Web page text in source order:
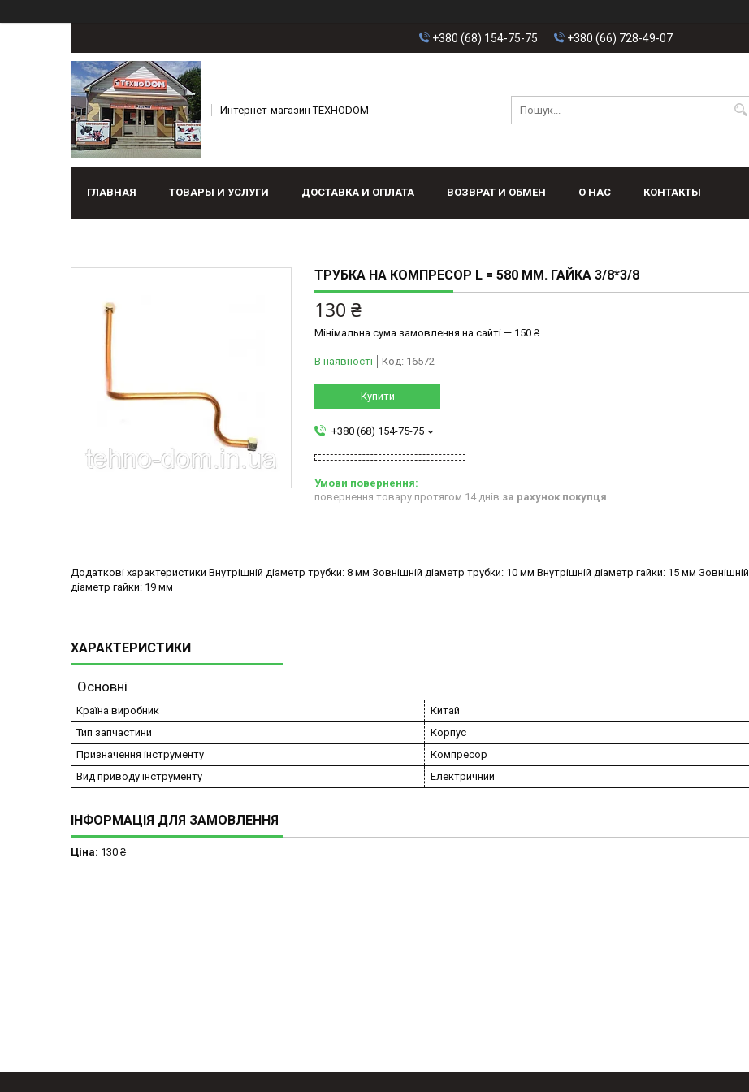
+380 (68) 154-75-75 +380 (66) 728-49-07
Интернет-магазин ТЕХНОDOM
ГЛАВНАЯ ТОВАРЫ И УСЛУГИ ДОСТАВКА И ОПЛАТА ВОЗВРАТ И ОБМЕН О НАС КОНТАКТЫ
ТРУБКА НА КОМПРЕСОР L = 580 MM. ГАЙКА 3/8*3/8
130 ₴
Мінімальна сума замовлення на сайті — 150 ₴
В наявності Код: 16572
Купити
+380 (68) 154-75-75
повернення товару протягом 14 днів за рахунок покупця
Додаткові характеристики Внутрішній діаметр трубки: 8 мм Зовнішній діаметр трубки: 10 мм Внутрішній діаметр гайки: 15 мм Зовнішній
діаметр гайки: 19 мм
ХАРАКТЕРИСТИКИ
Основні
Країна виробник
Китай
Тип запчастини
Корпус
Призначення інструменту
Компресор
Вид приводу інструменту
Електричний
ІНФОРМАЦІЯ ДЛЯ ЗАМОВЛЕННЯ
Ціна: 130 ₴